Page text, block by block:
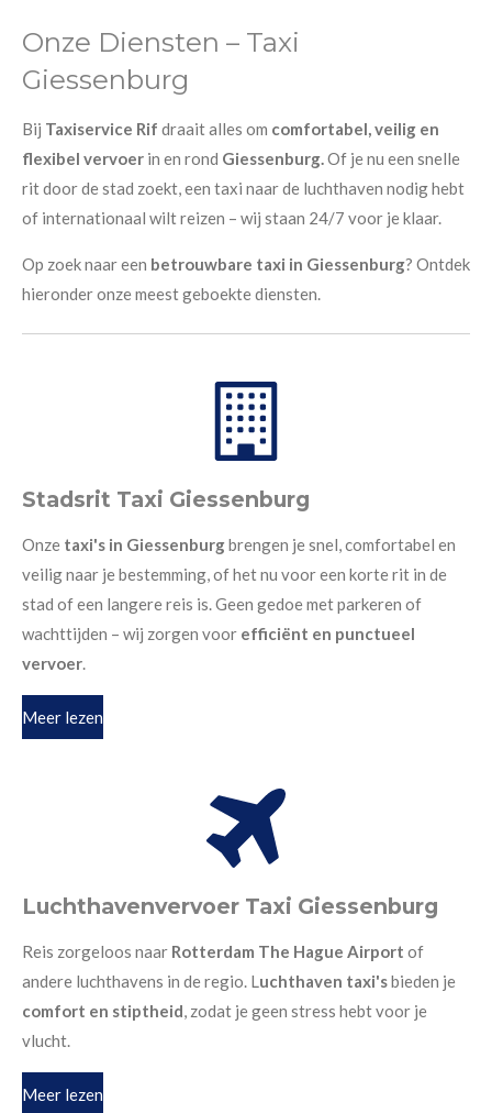
Onze Diensten – Taxi
Giessenburg
Bij Taxiservice Rif draait alles om comfortabel, veilig en
flexibel vervoer in en rond Giessenburg.Of je nu een snelle
rit door de stad zoekt, een taxi naar de luchthaven nodig hebt
of internationaal wilt reizen – wij staan 24/7 voor je klaar.
Op zoek naar een betrouwbare taxi in Giessenburg? Ontdek
hieronder onze meest geboekte diensten.
Stadsrit Taxi Giessenburg
Onze taxi's in Giessenburgbrengen je snel, comfortabel en
veilig naar je bestemming, of het nu voor een korte rit in de
stad of een langere reis is. Geen gedoe met parkeren of
wachttijden – wij zorgen voor efficiënt en punctueel
vervoer.
Meer lezen
Luchthavenvervoer Taxi Giessenburg
Reis zorgeloos naar Rotterdam The Hague Airport of
andere luchthavens in de regio. Luchthaven taxi'sbieden je
comfort en stiptheid, zodat je geen stress hebt voor je
vlucht.
Meer lezen